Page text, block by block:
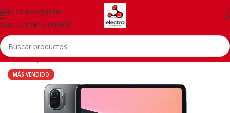
Skip to navigation
Skip to main content
Inicio/Laptops, Tablets & PCs
MÁS VENDIDO